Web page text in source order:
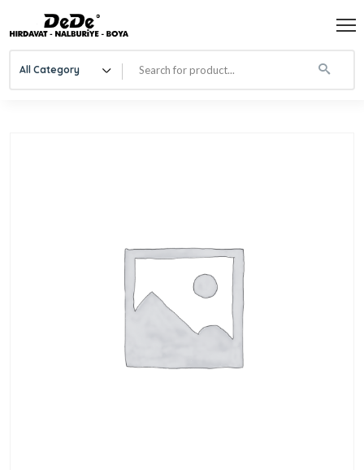
All Category